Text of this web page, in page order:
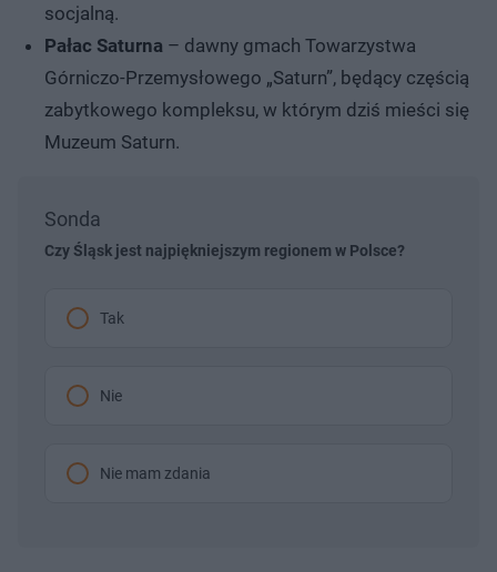
socjalną.
Pałac Saturna – dawny gmach Towarzystwa
Górniczo-Przemysłowego „Saturn”, będący częścią
zabytkowego kompleksu, w którym dziś mieści się
Muzeum Saturn.
Sonda
Czy Śląsk jest najpiękniejszym regionem w Polsce?
Tak
Nie
Nie mam zdania